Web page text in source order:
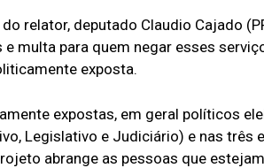
relator, deputado Claudio Cajado
e multa para quem negar esses
exposta.
expostas, em geral políticos
Legislativo e Judiciário) e nas três
abrange as pessoas que